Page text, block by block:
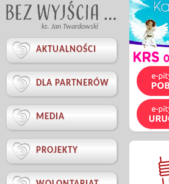
ks. Jan Twardowski
 AKTUALNOŚCI
 DLA PARTNERÓW
 MEDIA
 PROJEKTY